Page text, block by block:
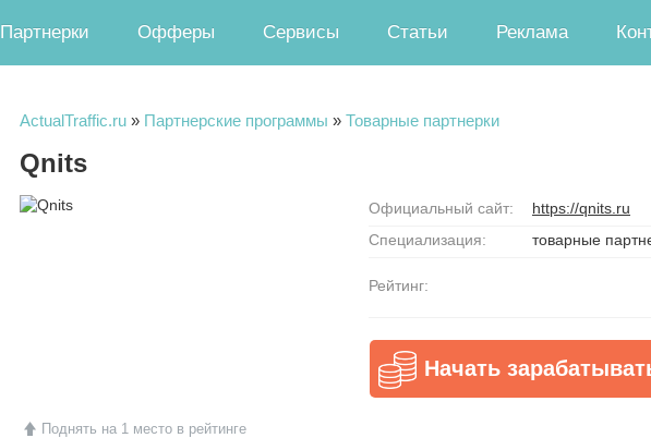
Партнерки Офферы Сервисы Статьи Реклама
ActualTraffic.ru » Партнерские программы » Товарные партнерки
Qnits
Поднять на 1 место в рейтинге
Официальный сайт:
https://qnits.ru
Специализация:
товарные
Рейтинг:
Начать